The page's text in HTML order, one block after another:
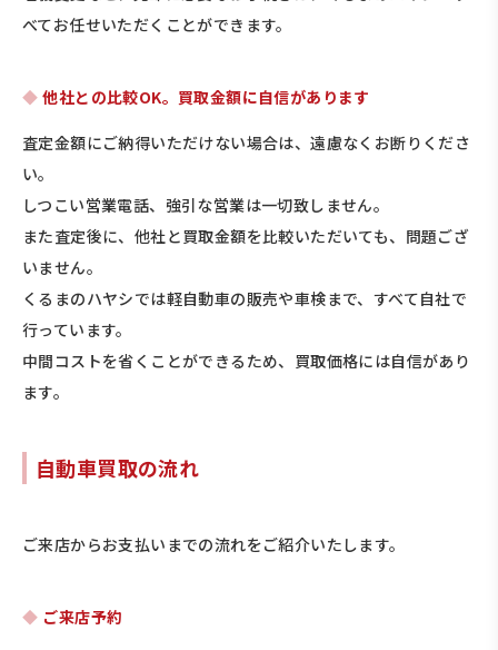
べてお任せいただくことができます。
他社との比較OK。買取金額に自信があります
査定金額にご納得いただけない場合は、遠慮なくお断りくださ
い。
しつこい営業電話、強引な営業は一切致しません。
また査定後に、他社と買取金額を比較いただいても、問題ござ
いません。
くるまのハヤシでは軽自動車の販売や車検まで、すべて自社で
行っています。
中間コストを省くことができるため、買取価格には自信があり
ます。
自動車買取の流れ
ご来店からお支払いまでの流れをご紹介いたします。
ご来店予約